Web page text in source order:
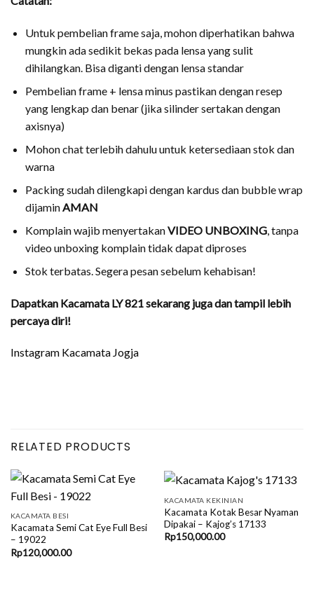
Untuk pembelian frame saja, mohon diperhatikan bahwa
mungkin ada sedikit bekas pada lensa yang sulit
dihilangkan. Bisa diganti dengan lensa standar
Pembelian frame + lensa minus pastikan dengan resep
yang lengkap dan benar (jika silinder sertakan dengan
axisnya)
Mohon chat terlebih dahulu untuk ketersediaan stok dan
warna
Packing sudah dilengkapi dengan kardus dan bubble wrap
dijamin AMAN
Komplain wajib menyertakanVIDEO UNBOXING, tanpa
video unboxing komplain tidak dapat diproses
Stok terbatas. Segera pesan sebelum kehabisan!
Dapatkan Kacamata LY 821 sekarang juga dan tampil lebih
percaya diri!
Instagram Kacamata Jogja
RELATED PRODUCTS
KACAMATA BESI
Kacamata Semi Cat Eye Full Besi
– 19022
Rp120,000.00
KACAMATA KEKINIAN
Kacamata Kotak Besar Nyaman
Dipakai – Kajog’s 17133
Rp150,000.00